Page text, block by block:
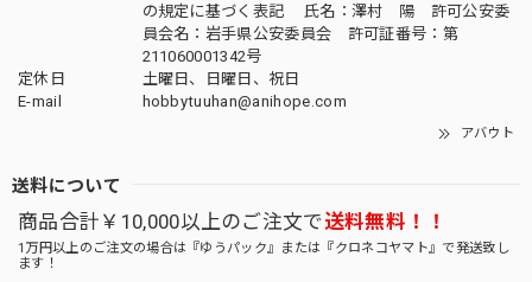
の規定に基づく表記 氏名：澤村 陽 許可公安委
員会名：岩手県公安委員会 許可証番号：第
211060001342号
定休日
土曜日、日曜日、祝日
E-mail
hobbytuuhan@anihope.com
アバウト
送料について
商品合計￥10,000以上のご注文で送料無料！！
1万円以上のご注文の場合は『ゆうパック』または『クロネコヤマト』で発送致し
ます！